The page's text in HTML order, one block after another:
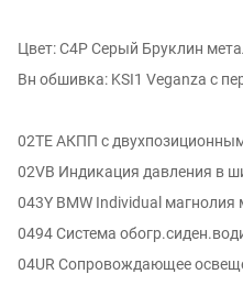
Цвет: C4P Серый Бруклин
Вн обшивка: KSI1 Veganza с
02TE АКПП с
02VB Индикация давления в
043Y BMW Individual
0494 Система
04UR Сопровождающее